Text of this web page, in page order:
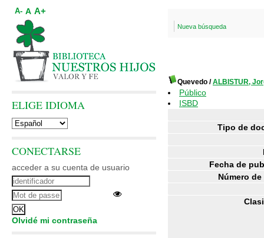
Nueva búsqueda
Quevedo /ALBISTUR,
Público
ISBD
Tipo de
Fecha de
Número
A- A A+
ELIGE IDIOMA
CONECTARSE
acceder a su cuenta de usuario
Olvidé mi contraseña